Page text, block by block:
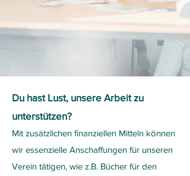
Du hast Lust, unsere Arbeit zu
unterstützen?
Mit zusätzlichen finanziellen Mitteln können
wir essenzielle Anschaffungen für unseren
Verein tätigen, wie z.B. Bücher für den